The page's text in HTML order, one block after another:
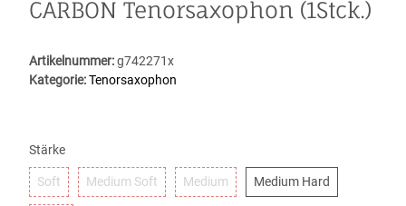
CARBON Tenorsaxophon (1Stck.)
Artikelnummer:g742271x
Kategorie:Tenorsaxophon
Stärke
Soft Soft Medium Soft Medium Soft
Medium MediumMedium Hard